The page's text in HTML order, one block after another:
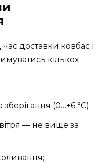
доставки ковбас і
кількох
зберігання (0…+6 °C);
— не вище за